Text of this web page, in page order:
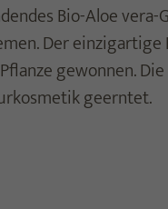
Bio-Aloe vera-
Der
gewonnen.
geerntet.